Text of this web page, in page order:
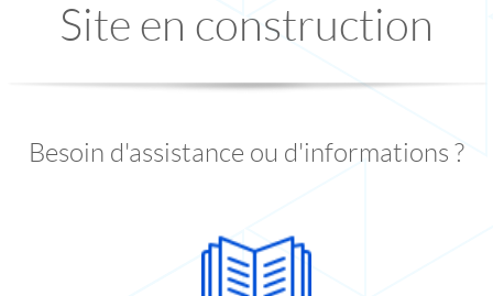
Site en construction
Besoin d'assistance ou d'informations ?